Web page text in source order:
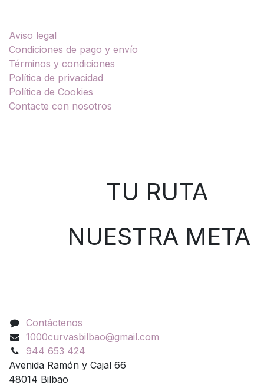
Aviso legal
Condiciones de pago y envío
Términos y condiciones
Política de privacidad
Política de Cookies
Contacte con nosotros
TU RUTA
NUESTRA META
Contáctenos
1000curvasbilbao@gmail.com
944 653 424
Avenida Ramón y Cajal 66
48014 Bilbao